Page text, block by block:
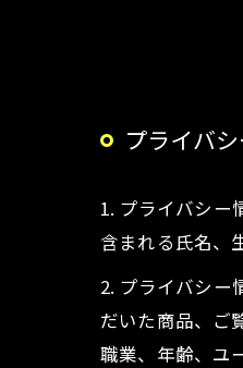
プライバ
1. プライバシー
含まれる氏名、
2. プライバシー
だいた商品、ご
職業、年齢、ユ